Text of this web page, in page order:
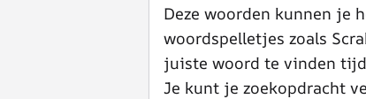
Deze woorden kunnen je
woordspelletjes zoals
juiste woord te vinden
Je kunt je zoekopdracht